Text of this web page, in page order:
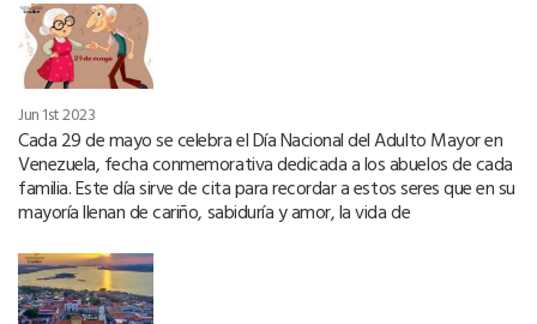
Jun 1st 2023
Cada 29 de mayo se celebra el Día Nacional del Adulto Mayor en
Venezuela, fecha conmemorativa dedicada a los abuelos de cada
familia. Este día sirve de cita para recordar a estos seres que en su
mayoría llenan de cariño, sabiduría y amor, la vida de